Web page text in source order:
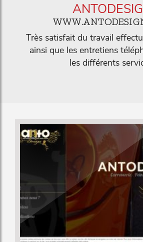
Très satisfait du travail
ainsi que les entretiens
les différents